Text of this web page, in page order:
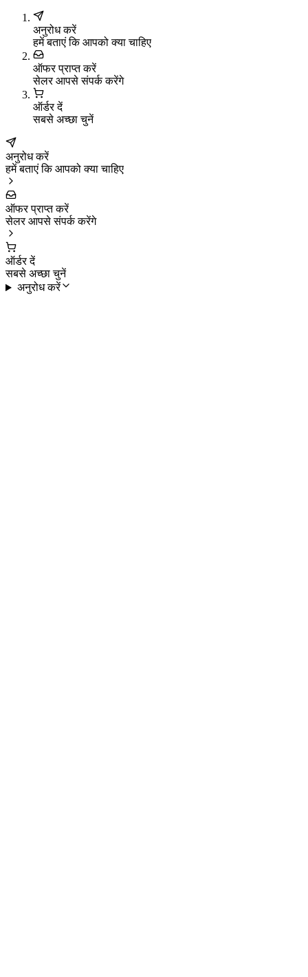
अनुरोध करें
हमें बताएं कि आपको क्या चाहिए
ऑफर प्राप्त करें
सेलर आपसे संपर्क करेंगे
ऑर्डर दें
सबसे अच्छा चुनें
अनुरोध करें
हमें बताएं कि आपको क्या चाहिए
ऑफर प्राप्त करें
सेलर आपसे संपर्क करेंगे
ऑर्डर दें
सबसे अच्छा चुनें
अनुरोध करें